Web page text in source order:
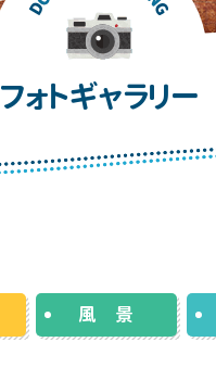
フォトギャラリー
風 景